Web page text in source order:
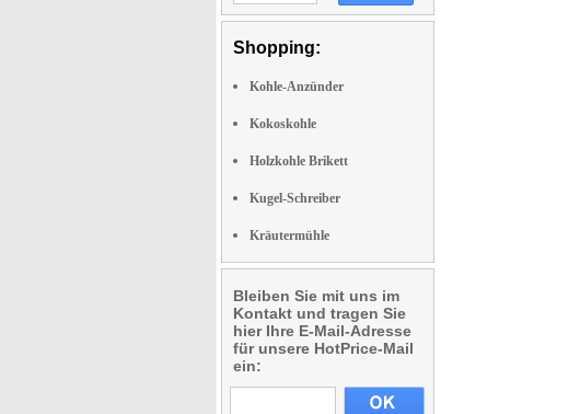
Shopping:
Kohle-Anzünder
Kokoskohle
Holzkohle Brikett
Kugel-Schreiber
Kräutermühle
Bleiben Sie mit uns im
Kontakt und tragen Sie
hier Ihre E-Mail-Adresse
für unsere HotPrice-Mail
ein: